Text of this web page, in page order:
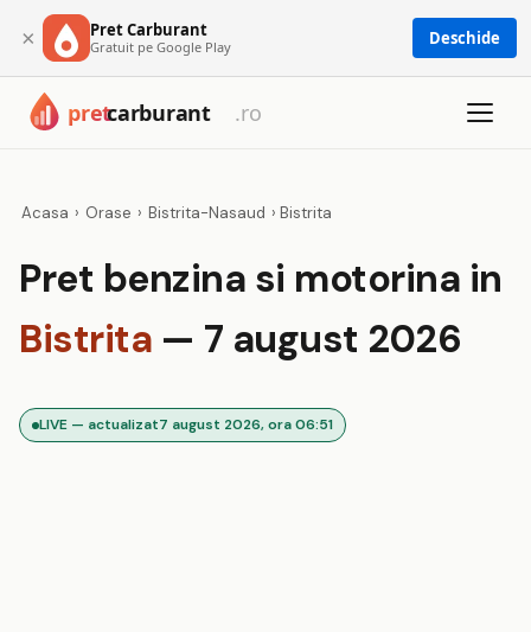
× Pret Carburant
Gratuit pe Google Play Deschide
Acasa › Orase › Bistrita-Nasaud › Bistrita
Pret benzina si motorina in
Bistrita — 7 august 2026
LIVE — actualizat7 august 2026, ora 06:51